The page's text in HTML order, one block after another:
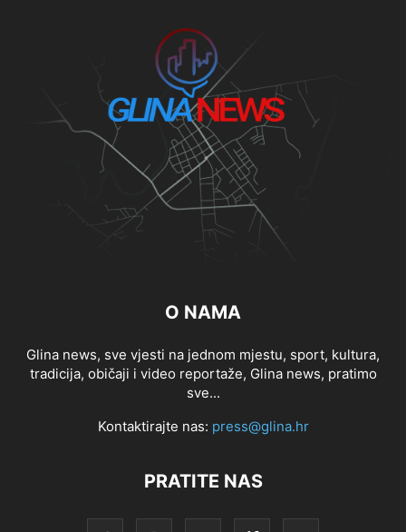
O NAMA
Glina news, sve vjesti na jednom mjestu, sport, kultura,
tradicija, običaji i video reportaže, Glina news, pratimo
sve...
Kontaktirajte nas: press@glina.hr
PRATITE NAS